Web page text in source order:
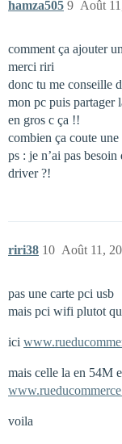
hamza505 Août
9
comment ça ajouter
merci riri
donc tu me conseille
mon pc puis partager
en gros c ça !!
combien ça coute
ps : je n’ai pas
driver ?!
riri38 Août 11,
10
pas une carte pci usb
mais pci wifi plutot
ici
mais celle la en 54M
voila